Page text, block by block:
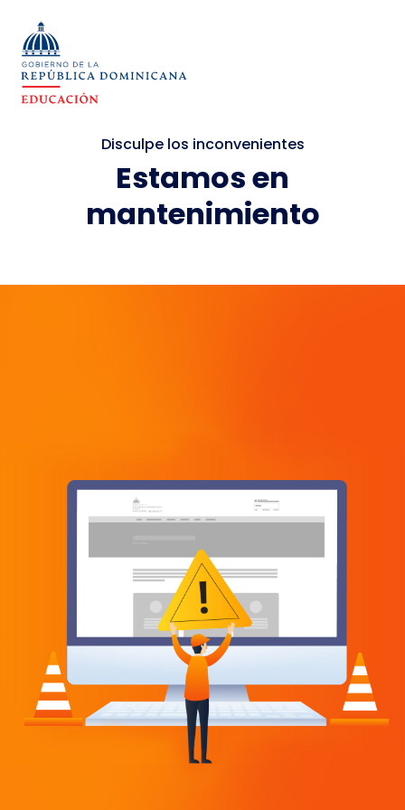
Disculpe los inconvenientes
Estamos en
mantenimiento